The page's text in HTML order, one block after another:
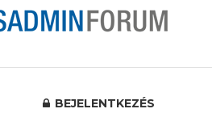
BEJELENTKEZÉS